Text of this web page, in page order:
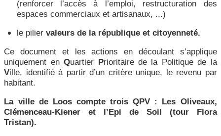
(renforcer l’accès à l’emploi, restructuration des
espaces commerciaux et artisanaux, ...)
le piliervaleurs de la république et citoyenneté.
Ce document et les actions en découlant s’applique
uniquement enQuartier Prioritaire de la Politique de la
Ville, identifié à partir d’un critère unique, le revenu par
habitant.
La ville de Loos compte trois QPV : Les Oliveaux,
Clémenceau-Kiener et l’Epi de Soil (tour Flora
Tristan).